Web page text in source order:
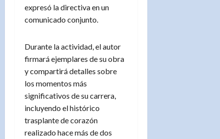
expresó la directiva en un
comunicado conjunto.
Durante la actividad, el autor
firmará ejemplares de su obra
y compartirá detalles sobre
los momentos más
significativos de su carrera,
incluyendo el histórico
trasplante de corazón
realizado hace más de dos